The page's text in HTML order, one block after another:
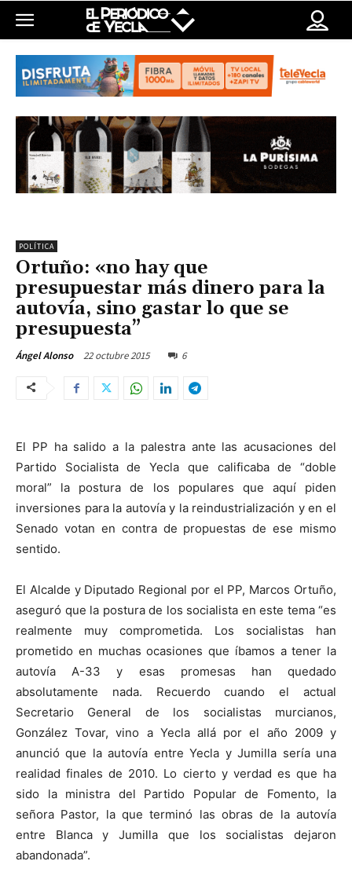
POLÍTICA
Ortuño: «no hay que
presupuestar más dinero para la
autovía, sino gastar lo que se
presupuesta”
Ángel Alonso 22 octubre 2015 6
El PP ha salido a la palestra ante las acusaciones del
Partido Socialista de Yecla que calificaba de “doble
moral” la postura de los populares que aquí piden
inversiones para la autovía y la reindustrialización y en el
Senado votan en contra de propuestas de ese mismo
sentido.
El Alcalde y Diputado Regional por el PP, Marcos Ortuño,
aseguró que la postura de los socialista en este tema “es
realmente muy comprometida. Los socialistas han
prometido en muchas ocasiones que íbamos a tener la
autovía A-33 y esas promesas han quedado
absolutamente nada. Recuerdo cuando el actual
Secretario General de los socialistas murcianos,
González Tovar, vino a Yecla allá por el año 2009 y
anunció que la autovía entre Yecla y Jumilla sería una
realidad finales de 2010. Lo cierto y verdad es que ha
sido la ministra del Partido Popular de Fomento, la
señora Pastor, la que terminó las obras de la autovía
entre Blanca y Jumilla que los socialistas dejaron
abandonada”.